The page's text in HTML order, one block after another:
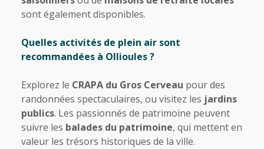
sont également disponibles.
Quelles activités de plein air sont
recommandées à Ollioules ?
Explorez le CRAPA du Gros Cerveau pour des
randonnées spectaculaires, ou visitez les jardins
publics. Les passionnés de patrimoine peuvent
suivre les balades du patrimoine, qui mettent en
valeur les trésors historiques de la ville.